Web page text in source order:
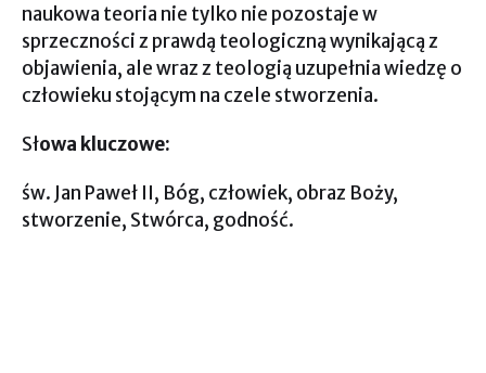
naukowa teoria nie tylko nie pozostaje w
sprzeczności z prawdą teologiczną wynikającą z
objawienia, ale wraz z teologią uzupełnia wiedzę o
człowieku stojącym na czele stworzenia.
Słowa kluczowe:
św. Jan Paweł II, Bóg, człowiek, obraz Boży,
stworzenie, Stwórca, godność.